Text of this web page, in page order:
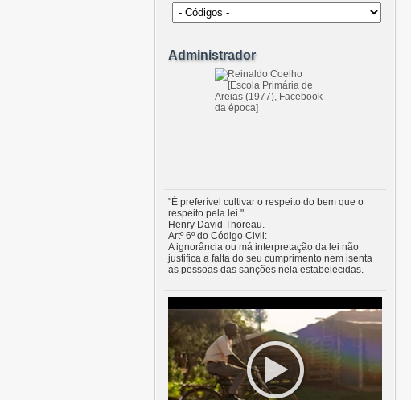
Administrador
"É preferível cultivar o respeito do bem que o
respeito pela lei."
Henry David Thoreau.
Artº 6º do Código Civil:
A ignorância ou má interpretação da lei não
justifica a falta do seu cumprimento nem isenta
as pessoas das sanções nela estabelecidas.